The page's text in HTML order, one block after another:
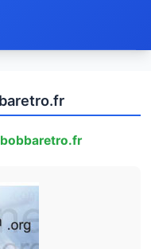
bobbaretro.fr